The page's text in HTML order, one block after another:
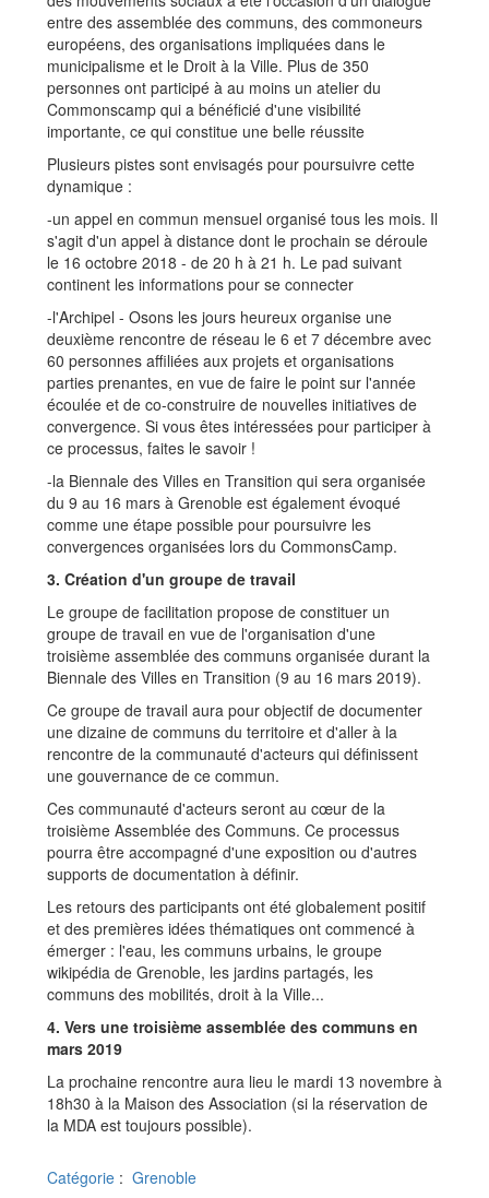
entre des assemblée des communs, des commoneurs
européens, des organisations impliquées dans le
municipalisme et le Droit à la Ville. Plus de 350
personnes ont participé à au moins un atelier du
Commonscamp qui a bénéficié d'une visibilité
importante, ce qui constitue une belle réussite
Plusieurs pistes sont envisagés pour poursuivre cette
dynamique :
-un appel en commun mensuel organisé tous les mois. Il
s'agit d'un appel à distance dont le prochain se déroule
le 16 octobre 2018 - de 20 h à 21 h. Le pad suivant
continent les informations pour se connecter
-l'Archipel - Osons les jours heureux organise une
deuxième rencontre de réseau le 6 et 7 décembre avec
60 personnes affiliées aux projets et organisations
parties prenantes, en vue de faire le point sur l'année
écoulée et de co-construire de nouvelles initiatives de
convergence. Si vous êtes intéressées pour participer à
ce processus, faites le savoir !
-la Biennale des Villes en Transition qui sera organisée
du 9 au 16 mars à Grenoble est également évoqué
comme une étape possible pour poursuivre les
convergences organisées lors du CommonsCamp.
3. Création d'un groupe de travail
Le groupe de facilitation propose de constituer un
groupe de travail en vue de l'organisation d'une
troisième assemblée des communs organisée durant la
Biennale des Villes en Transition (9 au 16 mars 2019).
Ce groupe de travail aura pour objectif de documenter
une dizaine de communs du territoire et d'aller à la
rencontre de la communauté d'acteurs qui définissent
une gouvernance de ce commun.
Ces communauté d'acteurs seront au cœur de la
troisième Assemblée des Communs. Ce processus
pourra être accompagné d'une exposition ou d'autres
supports de documentation à définir.
Les retours des participants ont été globalement positif
et des premières idées thématiques ont commencé à
émerger : l'eau, les communs urbains, le groupe
wikipédia de Grenoble, les jardins partagés, les
communs des mobilités, droit à la Ville...
4. Vers une troisième assemblée des communs en
mars 2019
La prochaine rencontre aura lieu le mardi 13 novembre à
18h30 à la Maison des Association (si la réservation de
la MDA est toujours possible).
Catégorie : Grenoble